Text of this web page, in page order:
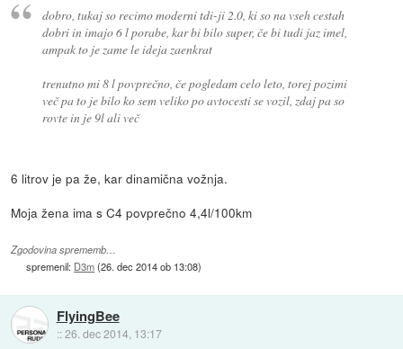
dobro, tukaj so recimo moderni tdi-ji 2.0, ki so na vseh cestah
dobri in imajo 6 l porabe, kar bi bilo super, če bi tudi jaz imel,
ampak to je zame le ideja zaenkrat
trenutno mi 8 l povprečno, če pogledam celo leto, torej pozimi
več pa to je bilo ko sem veliko po avtocesti se vozil, zdaj pa so
rovte in je 9l ali več
6 litrov je pa že, kar dinamična vožnja.
Moja žena ima s C4 povprečno 4,4l/100km
Zgodovina sprememb…
spremenil: D3m(26. dec 2014 ob 13:08)
FlyingBee
::26. dec 2014, 13:17